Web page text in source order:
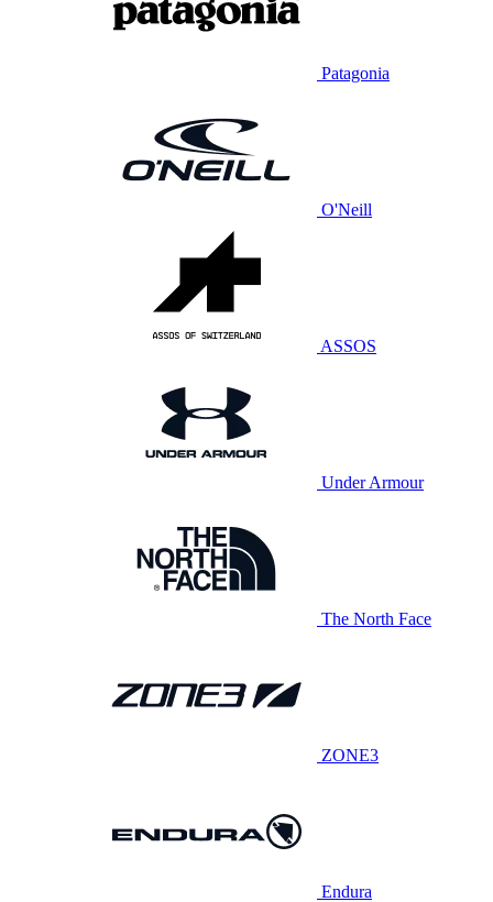
Patagonia
O'Neill
ASSOS
Under Armour
The North Face
ZONE3
Endura